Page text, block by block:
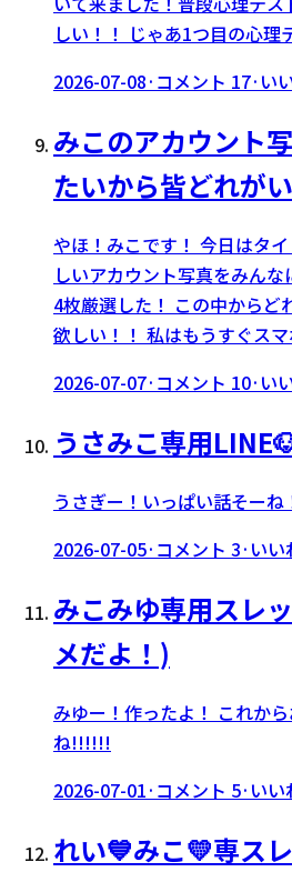
しい！！ じゃあ1つ目の心
2026-07-08· コメント 17· い
みこのアカウント
たいから皆どれが
やほ！みこです！ 今日はタ
しいアカウント写真をみん
4枚厳選した！ この中からど
欲しい！！ 私はもうすぐス
2026-07-07· コメント 10· い
うさみこ専用
うさぎー！いっぱい話そーね
2026-07-05· コメント 3· いい
みこみゆ専用スレ
メだよ！)
みゆー！作ったよ！ これか
ね!!!!!!
2026-07-01· コメント 5· いい
れい💙みこ💛専ス